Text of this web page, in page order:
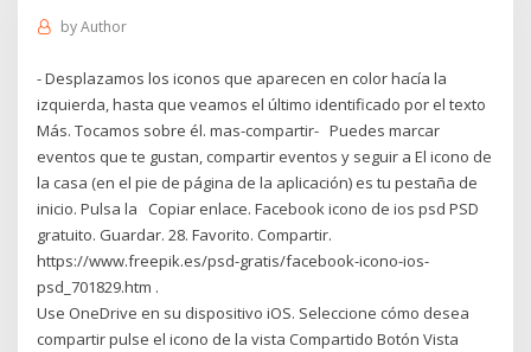
byAuthor
- Desplazamos los iconos que aparecen en color hacía la
izquierda, hasta que veamos el último identificado por el texto
Más. Tocamos sobre él. mas-compartir- Puedes marcar
eventos que te gustan, compartir eventos y seguir a El icono de
la casa (en el pie de página de la aplicación) es tu pestaña de
inicio. Pulsa la Copiar enlace. Facebook icono de ios psd PSD
gratuito. Guardar. 28. Favorito. Compartir.
https://www.freepik.es/psd-gratis/facebook-icono-ios-
psd_701829.htm .
Use OneDrive en su dispositivo iOS. Seleccione cómo desea
compartir pulse el icono de la vista Compartido Botón Vista